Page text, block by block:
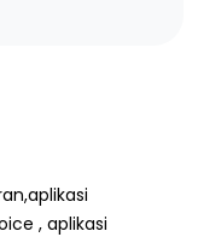
, aplikasi